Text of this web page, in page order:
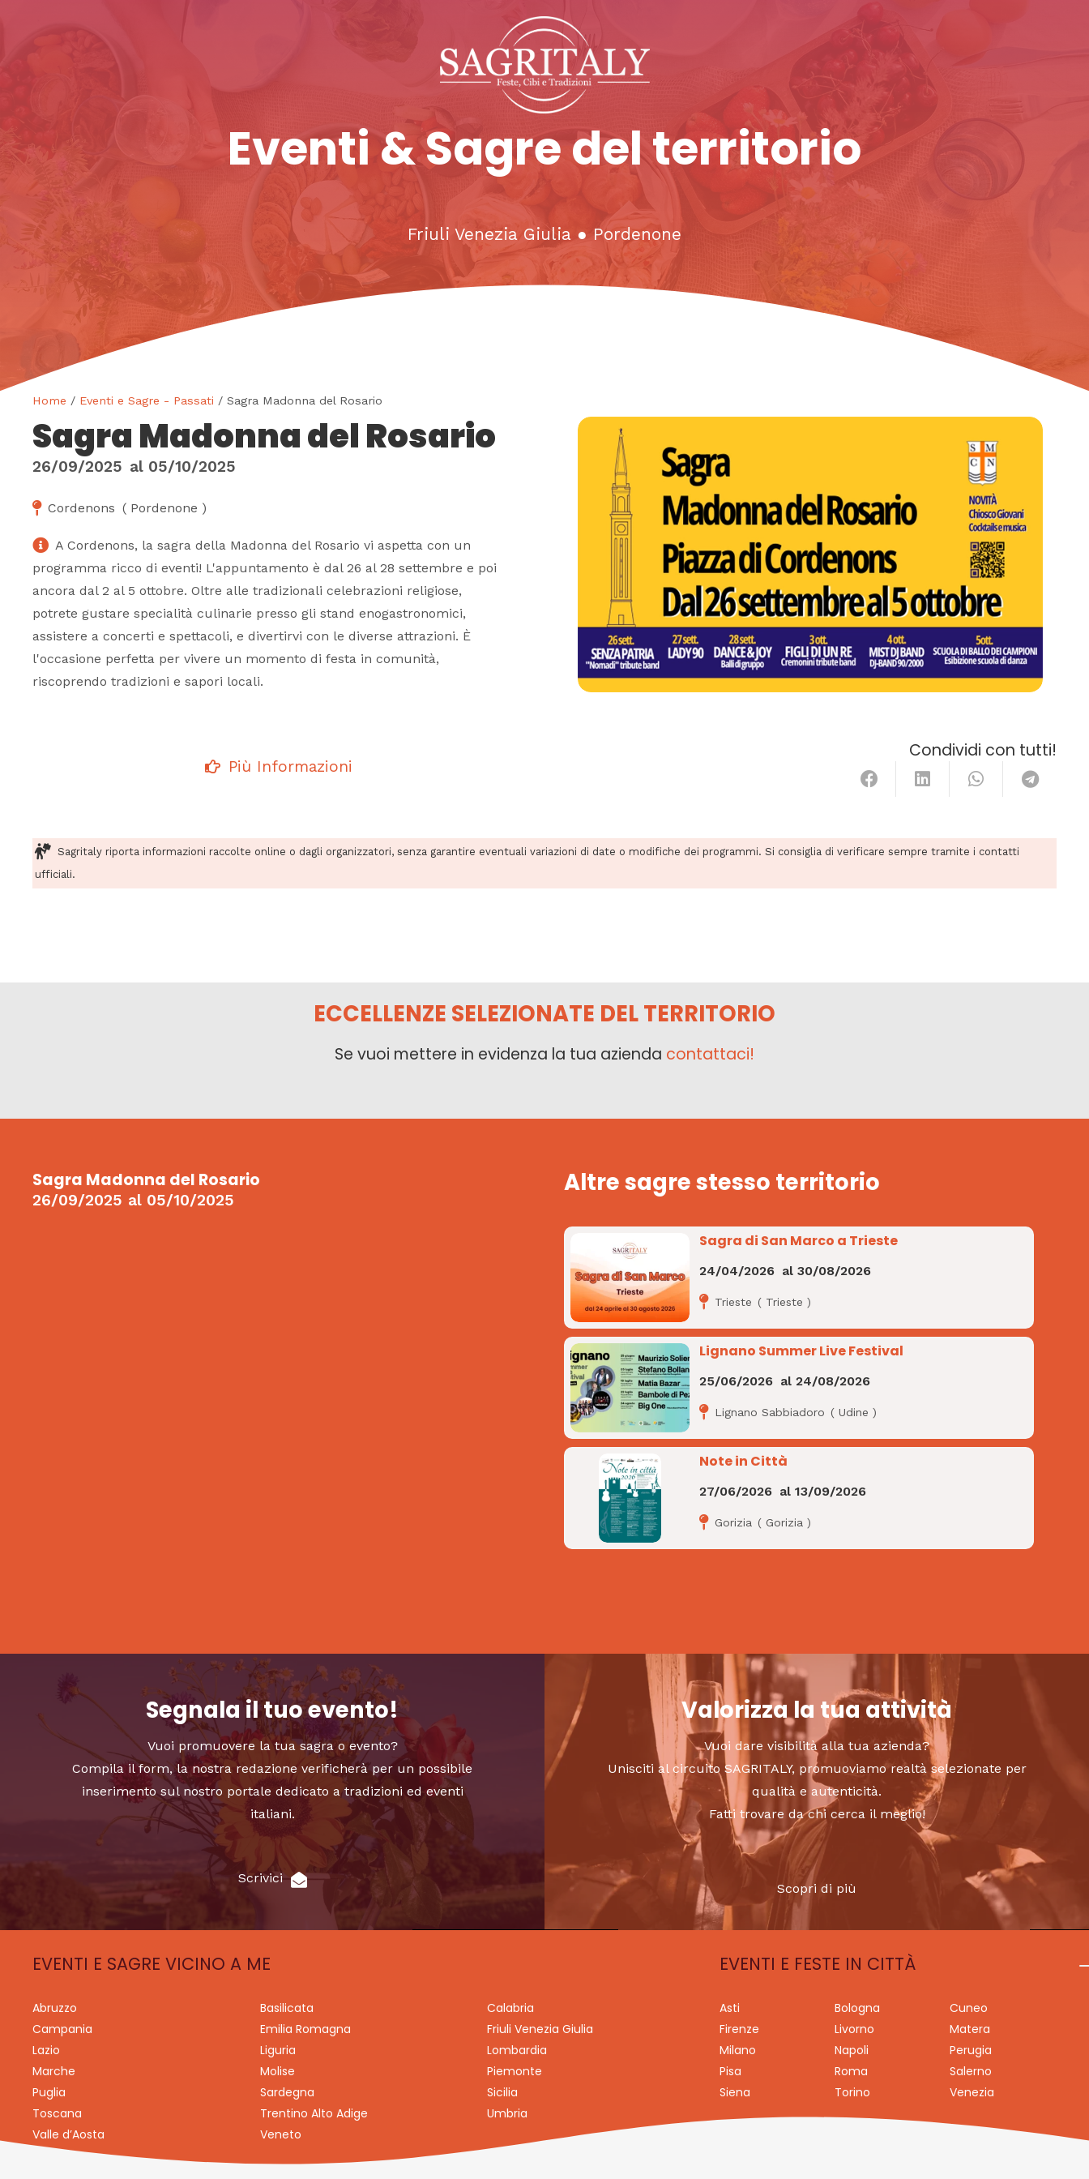
Eventi & Sagre del territorio
Friuli Venezia Giulia ● Pordenone
Home / Eventi e Sagre - Passati / Sagra Madonna del Rosario
Sagra Madonna del Rosario
26/09/2025 al 05/10/2025
Cordenons ( Pordenone )
A Cordenons, la sagra della Madonna del Rosario vi aspetta con un
programma ricco di eventi! L'appuntamento è dal 26 al 28 settembre e poi
ancora dal 2 al 5 ottobre. Oltre alle tradizionali celebrazioni religiose,
potrete gustare specialità culinarie presso gli stand enogastronomici,
assistere a concerti e spettacoli, e divertirvi con le diverse attrazioni. È
l'occasione perfetta per vivere un momento di festa in comunità,
riscoprendo tradizioni e sapori locali.
Più Informazioni
Condividi con tutti!
Sagritaly riporta informazioni raccolte online o dagli organizzatori, senza garantire eventuali variazioni di date o modifiche dei programmi. Si consiglia di verificare sempre tramite i contatti
ufficiali.
ECCELLENZE SELEZIONATE DEL TERRITORIO
Se vuoi mettere in evidenza la tua azienda contattaci!
Sagra Madonna del Rosario
26/09/2025 al 05/10/2025
Altre sagre stesso territorio
Sagra di San Marco a Trieste
24/04/2026 al30/08/2026
Trieste ( Trieste )
Lignano Summer Live Festival
25/06/2026 al24/08/2026
Lignano Sabbiadoro (Udine )
Note in Città
27/06/2026 al13/09/2026
Gorizia ( Gorizia )
Segnala il tuo evento!
Vuoi promuovere la tua sagra o evento?
Compila il form, la nostra redazione verificherà per un possibile
inserimento sul nostro portale dedicato a tradizioni ed eventi
italiani.
Scrivici
Valorizza la tua attività
Vuoi dare visibilità alla tua azienda?
Unisciti al circuito SAGRITALY, promuoviamo realtà selezionate per
qualità e autenticità.
Fatti trovare da chi cerca il meglio!
Scopri di più
EVENTI E SAGRE VICINO A ME
Abruzzo Basilicata
Calabria
Campania
Emilia Romagna
Friuli Venezia Giulia
Lazio
Liguria
Lombardia
Marche
Molise
Piemonte
Puglia
Sardegna
Sicilia
Toscana
Trentino Alto Adige
Umbria
Valle d’Aosta
Veneto
EVENTI E FESTE IN CITTÀ
Asti Bologna
Cuneo
Firenze
Livorno
Matera
Milano
Napoli
Perugia
Pisa
Roma
Salerno
Siena
Torino Venezia